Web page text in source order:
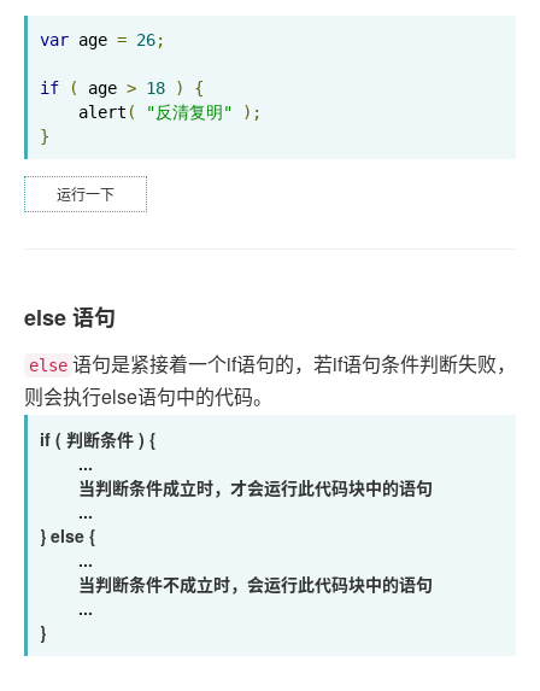
var age = 26;
if ( age > 18 )
{
    alert
( "反清复明"
);
}
运行一下
else 语句
else 语句是紧接着一个if语句的，若if语句条件判断失败，
则会执行else语句中的代码。
if ( 判断条件 ) {
...
当判断条件成立时，才会运行此代码块中的语句
...
} else {
...
当判断条件不成立时，会运行此代码块中的语句
...
}